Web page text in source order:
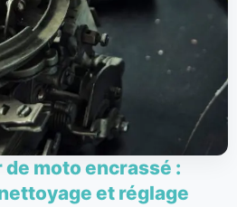
moto encrassé :
et réglage